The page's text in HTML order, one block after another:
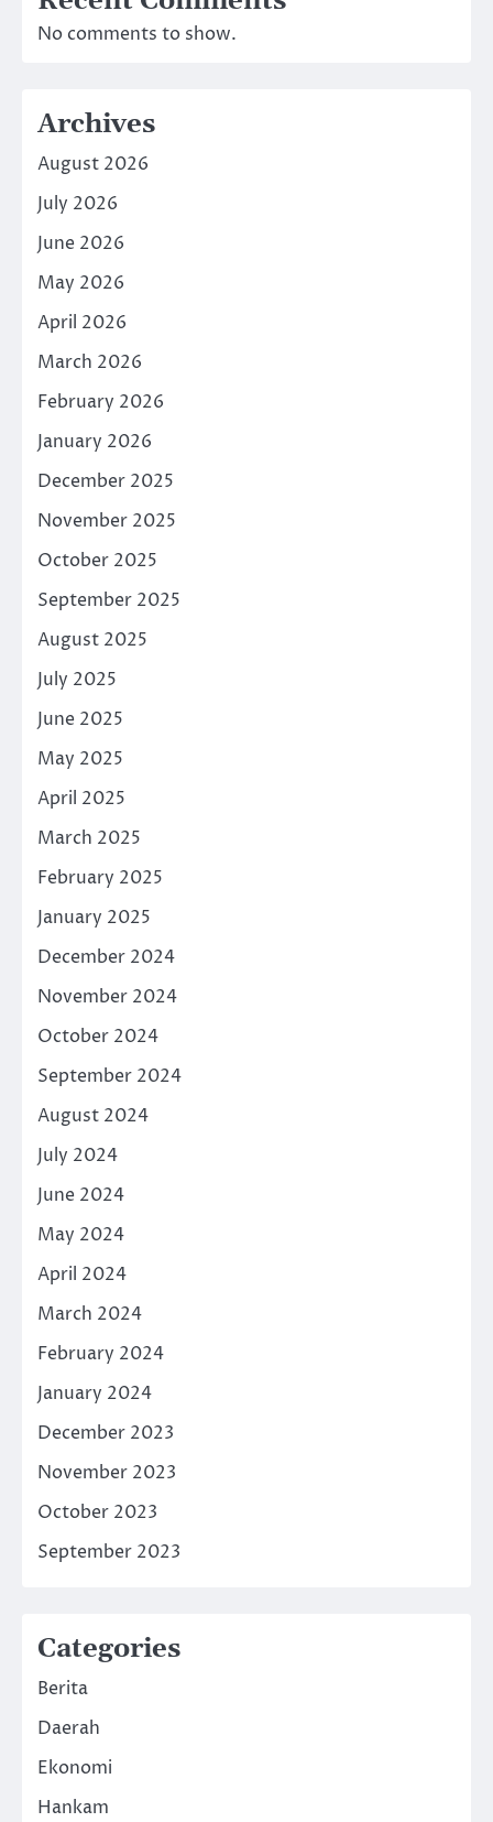
No comments to show.
Archives
August 2026
July 2026
June 2026
May 2026
April 2026
March 2026
February 2026
January 2026
December 2025
November 2025
October 2025
September 2025
August 2025
July 2025
June 2025
May 2025
April 2025
March 2025
February 2025
January 2025
December 2024
November 2024
October 2024
September 2024
August 2024
July 2024
June 2024
May 2024
April 2024
March 2024
February 2024
January 2024
December 2023
November 2023
October 2023
September 2023
Categories
Berita
Daerah
Ekonomi
Hankam